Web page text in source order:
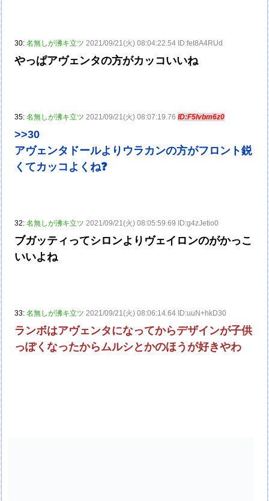
30:名無しが沸キ立ツ 2021/09/21(火) 08:04:22.54 ID:feI8A4RUd
やっぱアヴェンタの方がカッコいいね
35:名無しが沸キ立ツ 2021/09/21(火) 08:07:19.76ID:F5lvbm6z0
>>30
アヴェンタドールよりウラカンの方がフロント鋭
くてカッコよくね❓
32:名無しが沸キ立ツ 2021/09/21(火) 08:05:59.69 ID:g4zJetio0
ブガッティってシロンよりヴェイロンのがかっこ
いいよね
33:名無しが沸キ立ツ 2021/09/21(火) 08:06:14.64 ID:uuN+hkD30
ランボはアヴェンタになってからデザインが子供
っぽくなったからムルシとかのほうが好きやわ